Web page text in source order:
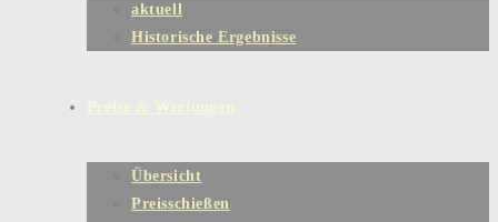
aktuell
Historische Ergebnisse
Übersicht
Preisschießen